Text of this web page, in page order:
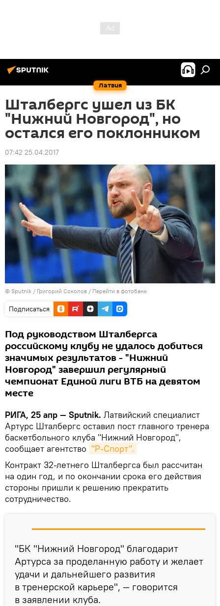
Латвия
Шталбергс ушел из БК
"Нижний Новгород", но
остался его поклонником
07:42 25.04.2017
© Sputnik / Григорий Соколов / Перейти в фотобанк
Подписаться
Под руководством Шталбергса
российскому клубу не удалось добиться
значимых результатов - "Нижний
Новгород" завершил регулярный
чемпионат Единой лиги ВТБ на девятом
месте
РИГА, 25 апр — Sputnik. Латвийский специалист
Артурс Шталбергс оставил пост главного тренера
баскетбольного клуба "Нижний Новгород",
сообщает агентство "Р-Спорт".
Контракт 32-летнего Шталбергса был рассчитан
на один год, и по окончании срока его действия
стороны пришли к решению прекратить
сотрудничество.
"БК "Нижний Новгород" благодарит
Артурса за проделанную работу и желает
удачи и дальнейшего развития
в тренерской карьере", — говорится
в заявлении клуба.